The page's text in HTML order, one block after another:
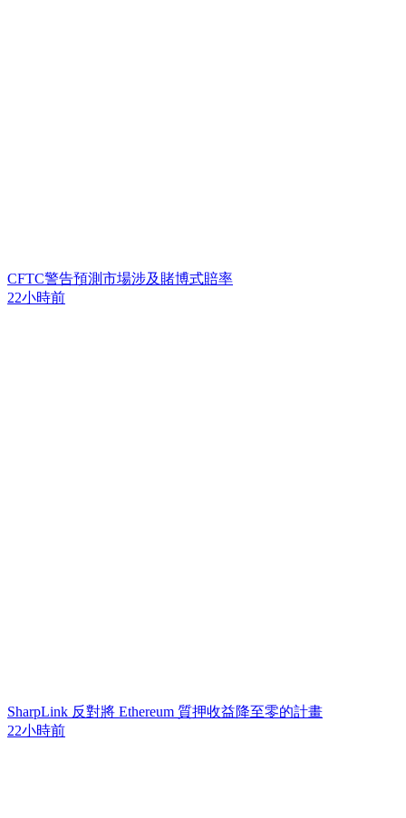
CFTC警告預測市場涉及賭博式賠率
22小時前
SharpLink 反對將 Ethereum 質押收益降至零的計畫
22小時前